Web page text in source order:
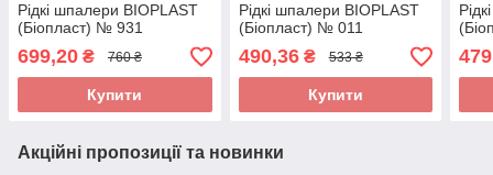
Рідкі шпалери BIOPLAST
(Біопласт) № 931
699,20 ₴ 760 ₴
Купити
Рідкі шпалери BIOPLAST
(Біопласт) № 011
490,36₴ 533 ₴
Купити
Акційні пропозиції та новинки